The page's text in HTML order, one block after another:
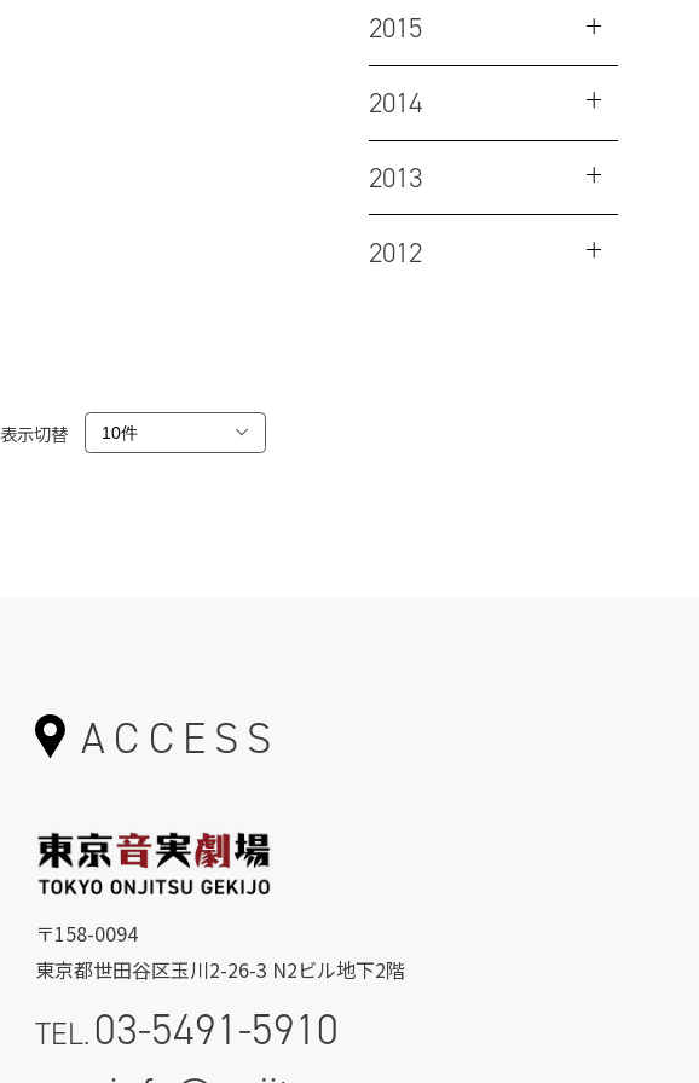
2015
2014
2013
2012
表示切替
ACCESS
〒158-0094
東京都世田谷区玉川2-26-3 N2ビル地下2階
TEL.03-5491-5910